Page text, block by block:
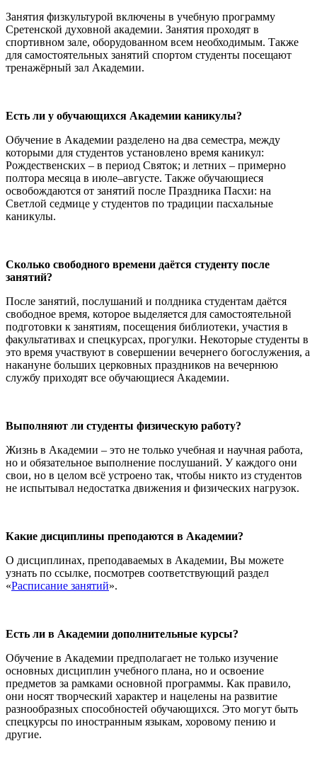
Занятия физкультурой включены в учебную программу
Сретенской духовной академии. Занятия проходят в
спортивном зале, оборудованном всем необходимым. Также
для самостоятельных занятий спортом студенты посещают
тренажёрный зал Академии.
Есть ли у обучающихся Академии каникулы?
Обучение в Академии разделено на два семестра, между
которыми для студентов установлено время каникул:
Рождественских – в период Святок; и летних – примерно
полтора месяца в июле–августе. Также обучающиеся
освобождаются от занятий после Праздника Пасхи: на
Светлой седмице у студентов по традиции пасхальные
каникулы.
Сколько свободного времени даётся студенту после
занятий?
После занятий, послушаний и полдника студентам даётся
свободное время, которое выделяется для самостоятельной
подготовки к занятиям, посещения библиотеки, участия в
факультативах и спецкурсах, прогулки. Некоторые студенты в
это время участвуют в совершении вечернего богослужения, а
накануне больших церковных праздников на вечернюю
службу приходят все обучающиеся Академии.
Выполняют ли студенты физическую работу?
Жизнь в Академии – это не только учебная и научная работа,
но и обязательное выполнение послушаний. У каждого они
свои, но в целом всё устроено так, чтобы никто из студентов
не испытывал недостатка движения и физических нагрузок.
Какие дисциплины преподаются в Академии?
О дисциплинах, преподаваемых в Академии, Вы можете
узнать по ссылке, посмотрев соответствующий раздел
«Расписание занятий».
Есть ли в Академии дополнительные курсы?
Обучение в Академии предполагает не только изучение
основных дисциплин учебного плана, но и освоение
предметов за рамками основной программы. Как правило,
они носят творческий характер и нацелены на развитие
разнообразных способностей обучающихся. Это могут быть
спецкурсы по иностранным языкам, хоровому пению и
другие.